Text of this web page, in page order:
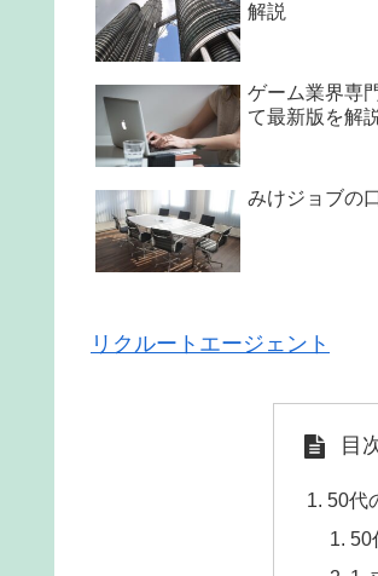
解説
ゲーム業界専
て最新版を解
みけジョブの
リクルートエージェント
目
50代
50